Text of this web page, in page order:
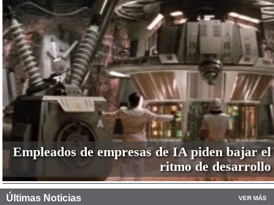
Empleados de empresas de IA piden bajar el
ritmo de desarrollo
Últimas Noticias VER MÁS